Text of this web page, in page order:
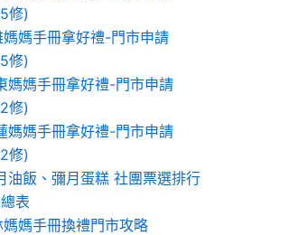
修)
媽手冊拿好禮-門市申請
修)
媽媽手冊拿好禮-門市申請
修)
媽媽手冊拿好禮-門市申請
修)
油飯、彌月蛋糕 社團票選排行
表
媽手冊換禮門市攻略